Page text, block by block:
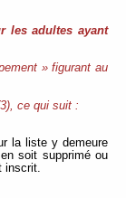
les adultes ayant
» figurant au
ce qui suit :
la liste y demeure
soit supprimé ou
inscrit.